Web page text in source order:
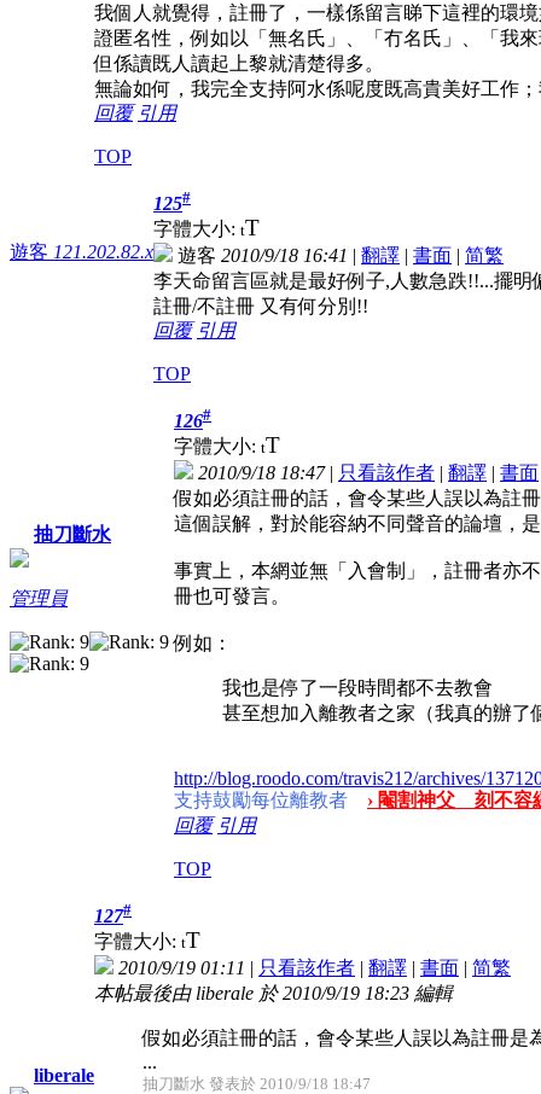
我個人就覺得，註冊了，一樣係留言睇下這裡的環
證匿名性，例如以「無名氏」、「冇名氏」、「我
但係讀既人讀起上黎就清楚得多。
無論如何，我完全支持阿水係呢度既高貴美好工作
回覆 引用
TOP
遊客 121.202.82.x
125#
字體大小: tT
遊客 2010/9/18 16:41 | 翻譯 | 書面 | 简繁
李天命留言區就是最好例子,人數急跌!!...擺明
註冊/不註冊 又有何分別!!
回覆 引用
TOP
抽刀斷水
管理員
126#
字體大小: tT
2010/9/18 18:47| 只看該作者 | 翻譯 | 書面
假如必須註冊的話，會令某些人誤以為註
這個誤解，對於能容納不同聲音的論壇，
事實上，本網並無「入會制」，註冊者亦
冊也可發言。
例如：
我也是停了一段時間都不去教會
甚至想加入離教者之家（我真的辦了
http://blog.roodo.com/travis212/archives/
支持鼓勵每位離教者
› 閹割神父 刻不容
回覆 引用
TOP
liberale
127#
字體大小: tT
2010/9/19 01:11 | 只看該作者 | 翻譯 | 書面 | 简繁
本帖最後由 liberale 於 2010/9/19 18:23 編輯
假如必須註冊的話，會令某些人誤以為註冊
...
抽刀斷水 發表於 2010/9/18 18:47